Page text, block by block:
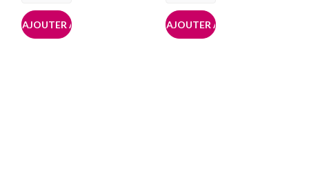
AJOUTER AU PANIER AJOUTER AU PANIER